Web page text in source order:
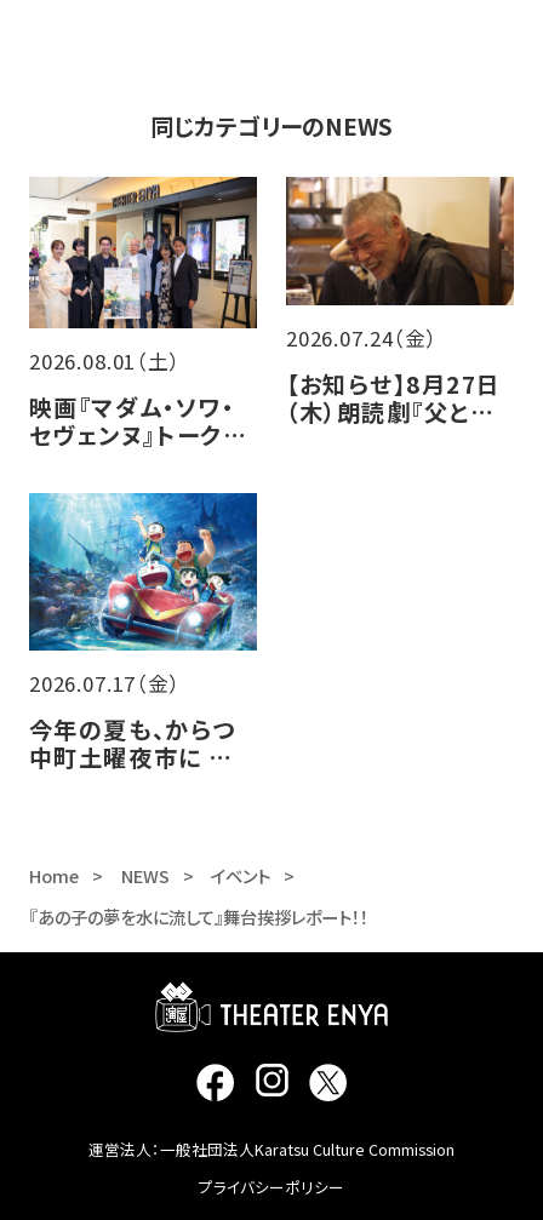
同じカテゴリーのNEWS
2026.08.01（土）
映画『マダム・ソワ・
セヴェンヌ』トークイ
2026.07.24（金）
【お知らせ】8月27日
（木）朗読劇『父と暮
2026.07.17（金）
今年の夏も、からつ
中町土曜夜市に シア
Home NEWS
イベント
『あの子の夢を水に流して』舞台挨拶レポート！！
運営法人：一般社団法人Karatsu Culture Commission
プライバシーポリシー